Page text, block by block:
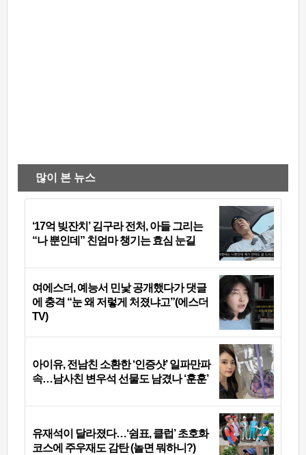
많이 본 뉴스
‘17억 빚잔치’ 김구라 전처, 아들 그리는
“나 뿐인데” 친엄마 챙기는 효심 눈길
여에스더, 예능서 민낯 공개했다가 댓글
에 충격 “눈 왜 저렇게 처졌냐고”(에스더
TV)
아이유, 전남친 소환한 ‘인증샷’ 일파만파
속…남사친 변우석 선물도 남겼나 ‘훈훈’
유재석이 달라졌다…‘쉼표, 클럽’ 초호화
코스에 주우재도 감탄 (놀면 뭐하니?)